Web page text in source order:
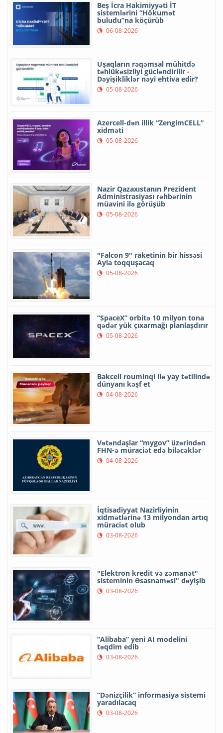
Beş İcra Hakimiyyəti İT
sistemlərini “Hökumət
buludu”na köçürüb
06-08-2026
Uşaqların rəqəmsal mühitdə
təhlükəsizliyi gücləndirilir -
Dəyişikliklər nəyi ehtiva edir?
05-08-2026
Azercell-dən illik “ZengimCELL”
xidməti
05-08-2026
Nazir Qazaxıstanın Prezident
Administrasiyası rəhbərinin
müavini ilə görüşüb
05-08-2026
"Falcon 9" raketinin bir hissəsi
Ayla toqquşacaq
05-08-2026
“SpaceX” orbitə 10 milyon tona
qədər yük çıxarmağı planlaşdırır
05-08-2026
Bakcell rouminqi ilə yay tətilində
dünyanı kəşf et
04-08-2026
Vətəndaşlar “mygov” üzərindən
FHN-ə müraciət edə biləcəklər
04-08-2026
İqtisadiyyat Nazirliyinin
xidmətlərinə 13 milyondan artıq
müraciət olub
03-08-2026
"Elektron kredit və zəmanət"
sisteminin Əsasnaməsi" dəyişib
03-08-2026
“Alibaba” yeni AI modelini
təqdim edib
03-08-2026
“Dənizçilik” informasiya sistemi
yaradılacaq
03-08-2026